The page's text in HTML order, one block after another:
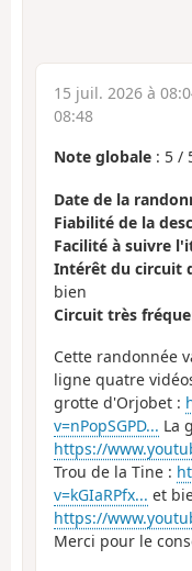
15 juil. 2026 à
08:48
Note globale : 5 /
Date de la
Fiabilité de la
Facilité à suivre
Intérêt du circuit
bien
Circuit très
Cette randonnée
ligne quatre
grotte d'Orjobet :
v=nPopSGPD... La
https://
Trou de la Tine :
v=kGIaRPfx... et
https://
Merci pour le